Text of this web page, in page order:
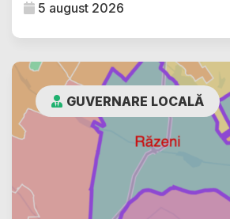
5 august 2026
GUVERNARE LOCALĂ